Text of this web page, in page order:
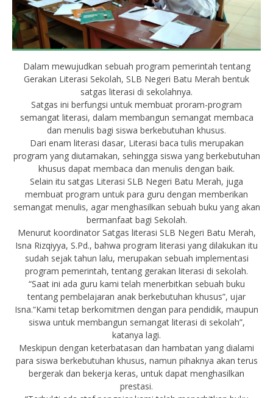
Dalam mewujudkan sebuah program pemerintah tentang
Gerakan Literasi Sekolah, SLB Negeri Batu Merah bentuk
satgas literasi di sekolahnya.
Satgas ini berfungsi untuk membuat proram-program
semangat literasi, dalam membangun semangat membaca
dan menulis bagi siswa berkebutuhan khusus.
Dari enam literasi dasar, Literasi baca tulis merupakan
program yang diutamakan, sehingga siswa yang berkebutuhan
khusus dapat membaca dan menulis dengan baik.
Selain itu satgas Literasi SLB Negeri Batu Merah, juga
membuat program untuk para guru dengan memberikan
semangat menulis, agar menghasilkan sebuah buku yang akan
bermanfaat bagi Sekolah.
Menurut koordinator Satgas literasi SLB Negeri Batu Merah,
Isna Rizqiyya, S.Pd., bahwa program literasi yang dilakukan itu
sudah sejak tahun lalu, merupakan sebuah implementasi
program pemerintah, tentang gerakan literasi di sekolah.
“Saat ini ada guru kami telah menerbitkan sebuah buku
tentang pembelajaran anak berkebutuhan khusus”, ujar
Isna.“Kami tetap berkomitmen dengan para pendidik, maupun
siswa untuk membangun semangat literasi di sekolah”,
katanya lagi.
Meskipun dengan keterbatasan dan hambatan yang dialami
para siswa berkebutuhan khusus, namun pihaknya akan terus
bergerak dan bekerja keras, untuk dapat menghasilkan
prestasi.